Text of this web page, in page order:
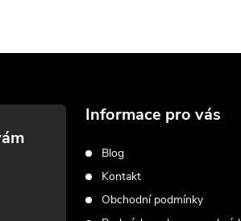
Informace pro vás
Blog
Kontakt
Obchodní podmínky